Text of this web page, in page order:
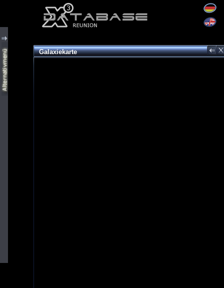
Galaxiekarte